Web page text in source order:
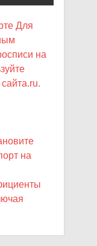
Для
на
на